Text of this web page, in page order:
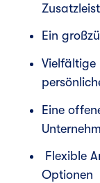
Ein
Vielfältige
Eine
Flexible
Optionen